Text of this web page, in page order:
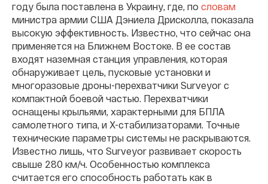
году была поставлена в Украину, где, по словам
министра армии США Дэниела Дрисколла, показала
высокую эффективность. Известно, что сейчас она
применяется на Ближнем Востоке. В ее состав
входят наземная станция управления, которая
обнаруживает цель, пусковые установки и
многоразовые дроны-перехватчики Surveyor с
компактной боевой частью. Перехватчики
оснащены крыльями, характерными для БПЛА
самолетного типа, и Х-стабилизаторами. Точные
технические параметры системы не раскрываются.
Известно лишь, что Surveyor развивает скорость
свыше 280 км/ч. Особенностью комплекса
считается его способность работать как в